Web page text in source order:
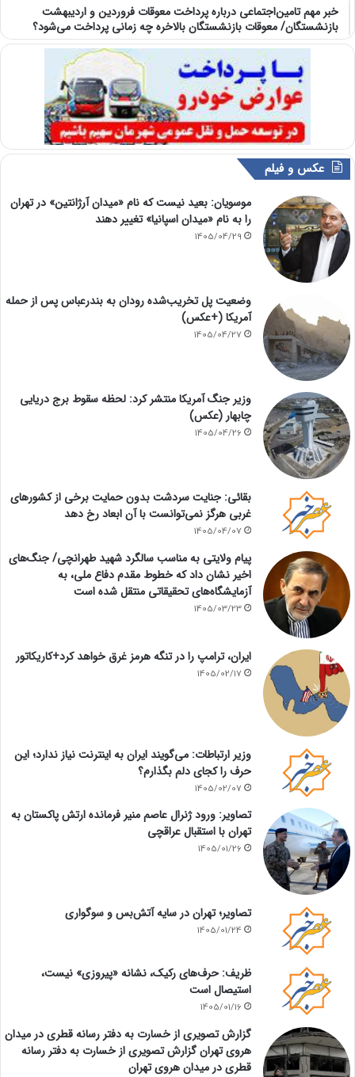
خبر مهم تامین‌اجتماعی درباره پرداخت معوقات فروردین و اردیبهشت
بازنشستگان/ معوقات بازنشستگان بالاخره چه زمانی پرداخت می‌شود؟
عکس و فیلم
موسویان: بعید نیست که نام «میدان آرژانتین» در تهران
را به نام «میدان اسپانیا» تغییر دهند
1405/04/29
وضعیت پل تخریب‌شده رودان به بندرعباس پس از حمله
آمریکا (+عکس)
1405/04/27
وزیر جنگ آمریکا منتشر کرد: لحظه سقوط برج دریایی
چابهار (عکس)
1405/04/26
بقائی: جنایت سردشت بدون حمایت برخی از کشورهای
غربی هرگز نمی‌توانست با آن ابعاد رخ دهد
1405/04/07
پیام ولایتی به مناسب سالگرد شهید طهرانچی/ جنگ‌های
اخیر نشان داد که خطوط مقدم دفاع ملی، به
آزمایشگاه‌های تحقیقاتی منتقل شده است
1405/03/23
ایران، ترامپ را در تنگه هرمز غرق خواهد کرد+کاریکاتور
1405/02/17
وزیر ارتباطات: می‌گویند ایران به اینترنت نیاز ندارد؛ این
حرف را کجای دلم بگذارم؟
1405/02/07
تصاویر: ورود ژنرال عاصم منیر فرمانده ارتش پاکستان به
تهران با استقبال عراقچی
1405/01/26
تصاویر؛ تهران در سایه آتش‌بس و سوگواری
1405/01/24
ظریف: حرف‌های رکیک، نشانه «پیروزی» نیست،
استیصال است
1405/01/16
گزارش تصویری از خسارت به دفتر رسانه قطری در میدان
هروی تهران گزارش تصویری از خسارت به دفتر رسانه
قطری در میدان هروی تهران